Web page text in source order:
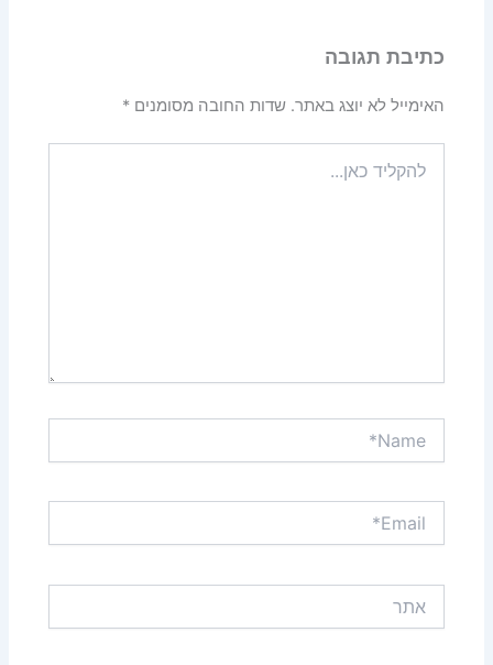
כתיבת תגובה
האימייל לא יוצג באתר. שדות החובה מסומנים*
כאן...